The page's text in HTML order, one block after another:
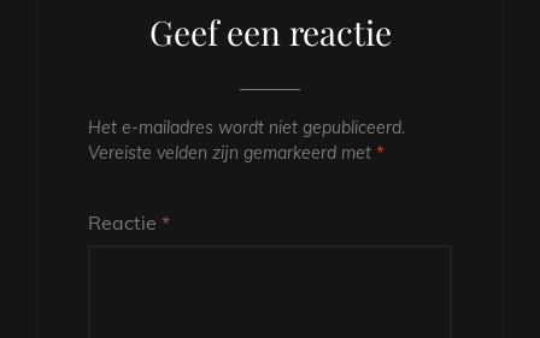
Geef een reactie
Het e-mailadres wordt niet gepubliceerd.
Vereiste velden zijn gemarkeerd met *
Reactie *